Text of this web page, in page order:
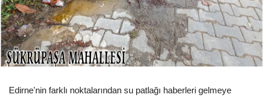
Edirne'nin farklı noktalarından su patlağı haberleri gelmeye